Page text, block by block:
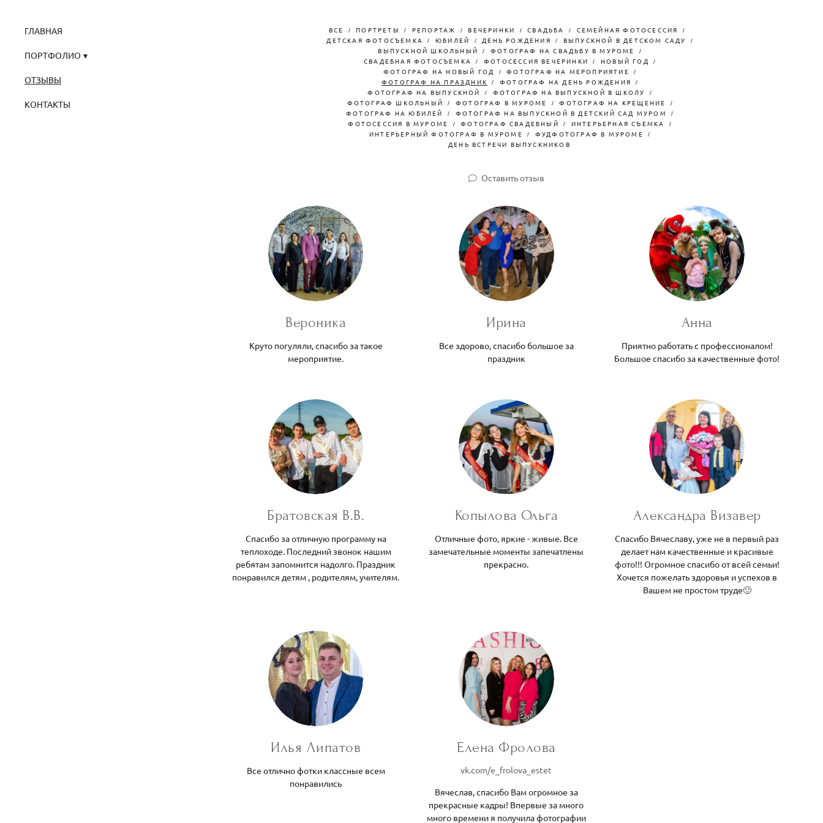
ГЛАВНАЯ
ПОРТФОЛИО
ОТЗЫВЫ
КОНТАКТЫ
ВСЕ ПОРТРЕТЫ РЕПОРТАЖ ВЕЧЕРИНКИ СВАДЬБА
СЕМЕЙНАЯ ФОТОСЕССИЯ
ДЕТСКАЯ ФОТОСЪЕМКА
ЮБИЛЕЙ ДЕНЬ РОЖДЕНИЯ
ВЫПУСКНОЙ В ДЕТСКОМ САДУ
ВЫПУСКНОЙ ШКОЛЬНЫЙ
ФОТОГРАФ НА СВАДЬБУ В МУРОМЕ
СВАДЕБНАЯ ФОТОСЪЕМКА
ФОТОСЕССИЯ ВЕЧЕРИНКИ
НОВЫЙ ГОД
ФОТОГРАФ НА НОВЫЙ ГОД
ФОТОГРАФ НА МЕРОПРИЯТИЕ
ФОТОГРАФ НА ПРАЗДНИК
ФОТОГРАФ НА ДЕНЬ РОЖДЕНИЯ
ФОТОГРАФ НА ВЫПУСКНОЙ
ФОТОГРАФ НА ВЫПУСКНОЙ В ШКОЛУ
ФОТОГРАФ ШКОЛЬНЫЙ
ФОТОГРАФ В МУРОМЕ
ФОТОГРАФ НА КРЕЩЕНИЕ
ФОТОГРАФ НА ЮБИЛЕЙ
ФОТОГРАФ НА ВЫПУСКНОЙ В ДЕТСКИЙ САД МУРОМ
ФОТОСЕССИЯ В МУРОМЕ
ФОТОГРАФ СВАДЕБНЫЙ
ИНТЕРЬЕРНАЯ СЪЕМКА
ИНТЕРЬЕРНЫЙ ФОТОГРАФ В МУРОМЕ
ФУДФОТОГРАФ В МУРОМЕ
ДЕНЬ ВСТРЕЧИ ВЫПУСКНИКОВ
Оставить отзыв
Вероника
Круто погуляли, спасибо за такое
мероприятие.
Ирина
Все здорово, спасибо большое за
праздник
Анна
Приятно работать с профессионалом!
Большое спасибо за качественные фото!
Братовская В.В.
Спасибо за отличную программу на
теплоходе. Последний звонок нашим
ребятам запомнится надолго. Праздник
понравился детям , родителям, учителям.
Копылова Ольга
Отличные фото, яркие - живые. Все
замечательные моменты запечатлены
прекрасно.
Александра Визавер
Спасибо Вячеславу, уже не в первый раз
делает нам качественные и красивые
фото!!! Огромное спасибо от всей семьи!
Хочется пожелать здоровья и успехов в
Вашем не простом труде🙂
Илья Липатов
Все отлично фотки классные всем
понравились
Елена Фролова
vk.com/e_frolova_estet
Вячеслав, спасибо Вам огромное за
прекрасные кадры! Впервые за много
много времени я получила фотографии